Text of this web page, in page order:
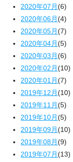
2020年07月(6)
2020年06月(4)
2020年05月(7)
2020年04月(5)
2020年03月(6)
2020年02月(10)
2020年01月(7)
2019年12月(10)
2019年11月(5)
2019年10月(5)
2019年09月(10)
2019年08月(9)
2019年07月(13)